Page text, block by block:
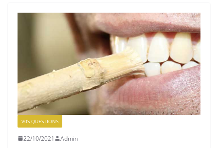
V0S QUESTIONS
22/10/2021 Admin